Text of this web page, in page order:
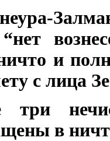
и
с лица
три
в